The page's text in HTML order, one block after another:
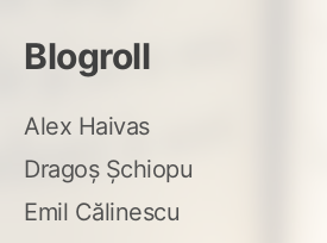
Blogroll
Alex Haivas
Dragoș Șchiopu
Emil Călinescu